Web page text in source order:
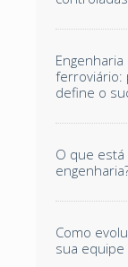
ferroviário:
define o
O que
Como
sua